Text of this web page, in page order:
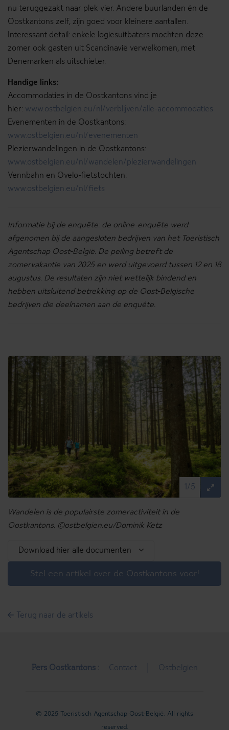
nu teruggezakt naar plek vier. Andere buurlanden én de
Oostkantons zelf, zijn goed voor kleinere aantallen.
Interessant detail: enkele logiesuitbaters mochten deze
zomer ook gasten uit Scandinavië verwelkomen, met
Denemarken als uitschieter.
Handige links:
Accommodaties in de Oostkantons vind je
hier: www.ostbelgien.eu/nl/verblijven/alle-accommodaties
Evenementen in de Oostkantons:
www.ostbelgien.eu/nl/evenementen
Plezierwandelingen in de Oostkantons:
www.ostbelgien.eu/nl/wandelen/plezierwandelingen
Vennbahn en Ovelo-fietstochten:
www.ostbelgien.eu/nl/fiets
Informatie bij de enquête: de online-enquête werd
afgenomen bij de aangesloten bedrijven van het Toeristisch
Agentschap Oost-België. De peiling betreft de
zomervakantie van 2025 en werd uitgevoerd tussen 12 en 18
augustus. De resultaten zijn niet wettelijk bindend en
hebben uitsluitend betrekking op de Oost-Belgische
bedrijven die deelnamen aan de enquête.
1/5
Wandelen is de populairste zomeractiviteit in de
Oostkantons. ©ostbelgien.eu/Dominik Ketz
Download hier alle documenten
Stel een artikel over de Oostkantons voor!
Terug naar de artikels
Pers Oostkantons : Contact Ostbelgien
© 2025 Toeristisch Agentschap Oost-België. All rights
reserved.